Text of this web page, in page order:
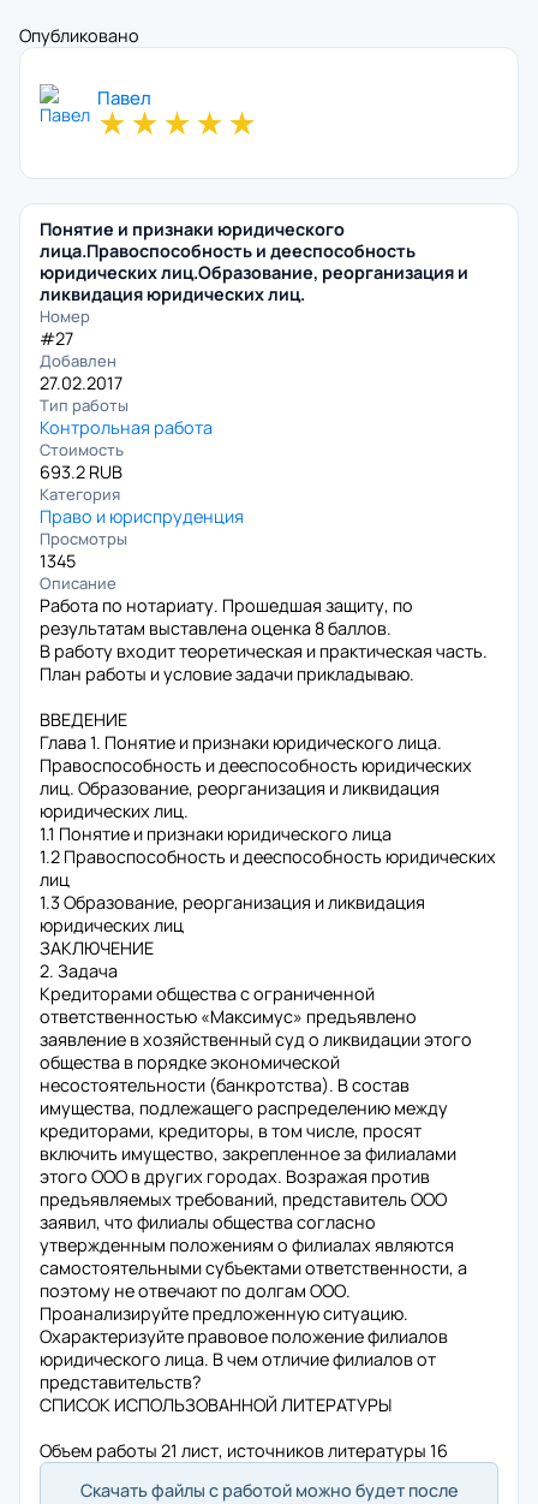
Опубликовано
Павел
★★★★★
Понятие и признаки юридического
лица.Правоспособность и дееспособность
юридических лиц.Образование, реорганизация и
ликвидация юридических лиц.
Номер
#27
Добавлен
27.02.2017
Тип работы
Контрольная работа
Стоимость
693.2 RUB
Категория
Право и юриспруденция
Просмотры
1345
Описание
Работа по нотариату. Прошедшая защиту, по
результатам выставлена оценка 8 баллов.
В работу входит теоретическая и практическая часть.
План работы и условие задачи прикладываю.
ВВЕДЕНИЕ
Глава 1. Понятие и признаки юридического лица.
Правоспособность и дееспособность юридических
лиц. Образование, реорганизация и ликвидация
юридических лиц.
1.1 Понятие и признаки юридического лица
1.2 Правоспособность и дееспособность юридических
лиц
1.3 Образование, реорганизация и ликвидация
юридических лиц
ЗАКЛЮЧЕНИЕ
2. Задача
Кредиторами общества с ограниченной
ответственностью «Максимус» предъявлено
заявление в хозяйственный суд о ликвидации этого
общества в порядке экономической
несостоятельности (банкротства). В состав
имущества, подлежащего распределению между
кредиторами, кредиторы, в том числе, просят
включить имущество, закрепленное за филиалами
этого ООО в других городах. Возражая против
предъявляемых требований, представитель ООО
заявил, что филиалы общества согласно
утвержденным положениям о филиалах являются
самостоятельными субъектами ответственности, а
поэтому не отвечают по долгам ООО.
Проанализируйте предложенную ситуацию.
Охарактеризуйте правовое положение филиалов
юридического лица. В чем отличие филиалов от
представительств?
СПИСОК ИСПОЛЬЗОВАННОЙ ЛИТЕРАТУРЫ
Объем работы 21 лист, источников литературы 16
Скачать файлы с работой можно будет после